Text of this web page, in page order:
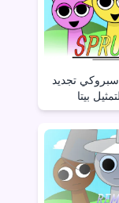
تجديد
بيتا